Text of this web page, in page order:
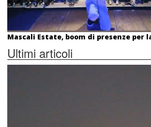
Mascali Estate, boom di presenze per
Ultimi articoli